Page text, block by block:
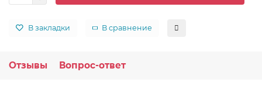
В закладки В сравнение
Отзывы Вопрос-ответ